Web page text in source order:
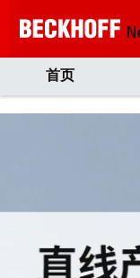
首页